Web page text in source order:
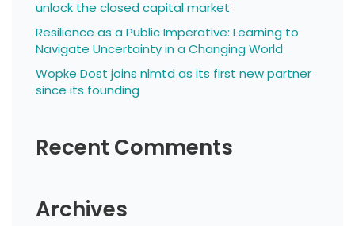
unlock the closed capital market
Resilience as a Public Imperative: Learning to
Navigate Uncertainty in a Changing World
Wopke Dost joins nlmtd as its first new partner
since its founding
Recent Comments
Archives